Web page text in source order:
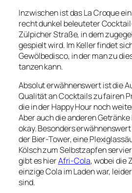
Inzwischen ist das La Croque
recht dunkel beleuteter
Zülpicher Straße, in dem
gespielt wird. Im Keller findet
Gewölbedisco, in der man zu
tanzen kann.
Absolut erwähnenswert ist die
Qualität an Cocktails zu fairen
die in der Happy Hour noch
Aber auch die anderen
okay. Besonders
der Bier-Tower, eine
Kölsch zum Selbstzapfen
gibt es hierAfri-Cola, wobei die
einzige Cola im Laden war,
sind.